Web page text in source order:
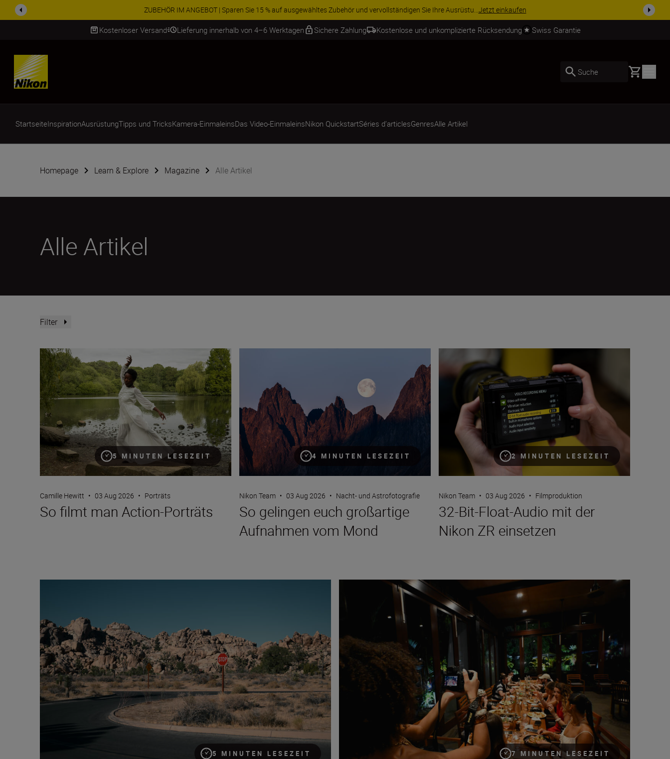
ZUBEHÖR IM ANGEBOT | Sparen Sie 15 % auf ausgewähltes Zubehör und vervollständigen Sie Ihre Ausrüstu...Jetzt einkaufen
Kostenloser Versand Lieferung innerhalb von 4–6 Werktagen Sichere Zahlung Kostenlose und unkomplizierte Rücksendung Swiss Garantie
SKIP
Suche Basket
StartseiteInspirationAusrüstungTipps und TricksKamera-EinmaleinsDas Video-EinmaleinsNikon QuickstartSéries d’articlesGenresAlle Artikel
Homepage Learn & Explore Magazine Alle Artikel
Alle Artikel
Filter
5 MINUTEN LESEZEIT
So filmt man Action-Porträts
Camille Hewitt • 03 Aug 2026 • Porträts
So filmt man Action-Porträts
4 MINUTEN LESEZEIT
Nikon Team • 03 Aug 2026 • Nacht- und Astrofotografie
So gelingen euch großartige
Aufnahmen vom Mond
2 MINUTEN LESEZEIT
Nikon Team • 03 Aug 2026 • Filmproduktion
32-Bit-Float-Audio mit der
Nikon ZR einsetzen
5 MINUTEN LESEZEIT 7 MINUTEN LESEZEIT
How to capture fun, lifestyle portraits with friends